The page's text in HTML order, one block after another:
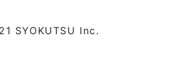
SYOKUTSU Inc.